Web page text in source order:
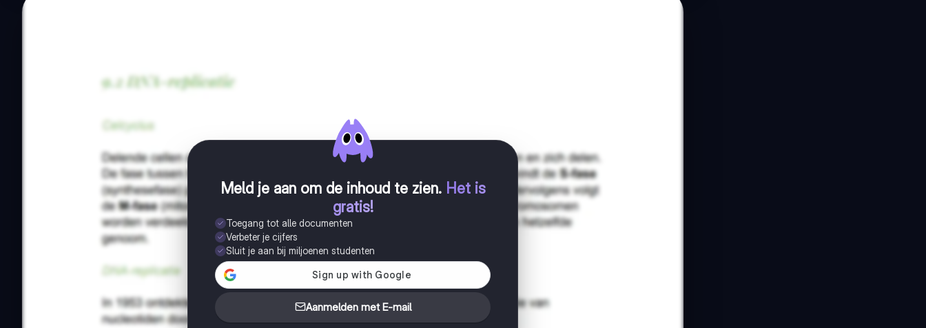
Meld je aan om de inhoud te zien. Het is
gratis!
Toegang tot alle documenten
Verbeter je cijfers
Sluit je aan bij miljoenen studenten
Aanmelden met E-mail